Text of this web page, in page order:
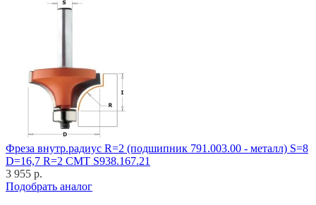
Фреза внутр.радиус R=2 (подшипник 791.003.00 - металл) S=8
D=16,7 R=2 CMT S938.167.21
3 955 р.
Подобрать аналог